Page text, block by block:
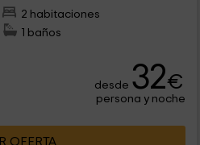
2 habitaciones
1 baños
desde 32€
persona y noche
OFERTA